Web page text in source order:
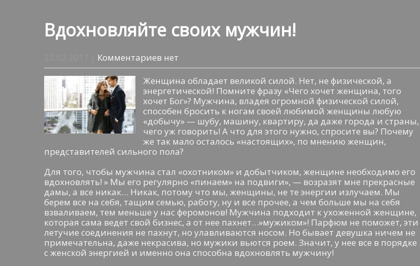
Вдохновляйте своих мужчин!
Комментариев нет
Женщина обладает великой силой. Нет, не физической, а
энергетической! Помните фразу «Чего хочет женщина, того
хочет Бог»? Мужчина, владея огромной физической силой,
способен бросить к ногам своей любимой женщины любую
«добычу» — шубу, машину, квартиру, да даже города и страны,
чего уж говорить! А что для этого нужно, спросите вы? Почему
же так мало осталось «настоящих», по мнению женщин,
представителей сильного пола?
Для того, чтобы мужчина стал «охотником» и добытчиком, женщине необходимо его
вдохновлять! » Мы его регулярно «пинаем» на подвиги», — возразят мне прекрасные
дамы, а все никак… Никак, потому что мы, женщины, не те энергии излучаем. Мы
берем все на себя, тащим семью, работу, ну и все прочее, а чем больше мы на себя
взваливаем, тем меньше у нас феромонов! Мужчина подходит к ухоженной женщине,
которая сама ведет свой бизнес, а от нее пахнет…»мужиком»! Парфюм не поможет, эти
летучие соединения не пахнут, но улавливаются носом. Но бывает девушка ничем не
примечательна, даже некрасива, но мужики вьются роем. Значит, у нее все в порядке
с женской энергией и именно она способна вдохновлять мужчину!